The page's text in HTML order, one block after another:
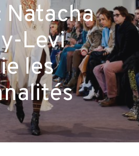
Natacha
Levi
les